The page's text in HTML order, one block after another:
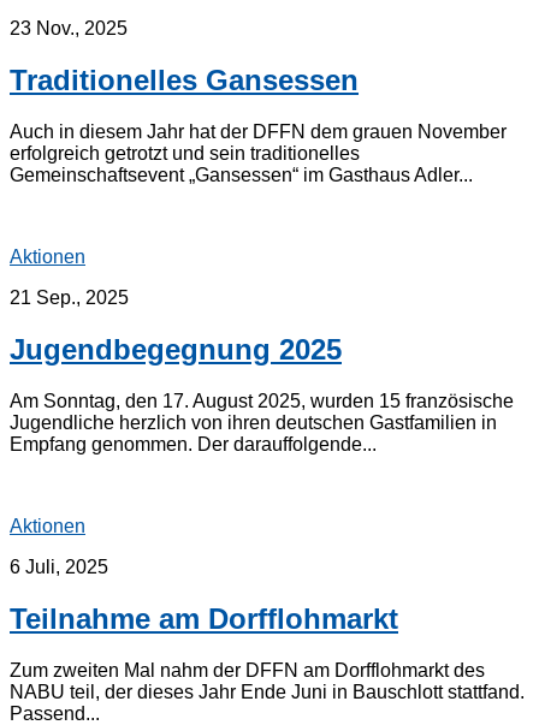
23 Nov., 2025
Traditionelles Gansessen
Auch in diesem Jahr hat der DFFN dem grauen November
erfolgreich getrotzt und sein traditionelles
Gemeinschaftsevent „Gansessen“ im Gasthaus Adler...
Aktionen
21 Sep., 2025
Jugendbegegnung 2025
Am Sonntag, den 17. August 2025, wurden 15 französische
Jugendliche herzlich von ihren deutschen Gastfamilien in
Empfang genommen. Der darauffolgende...
Aktionen
6 Juli, 2025
Teilnahme am Dorfflohmarkt
Zum zweiten Mal nahm der DFFN am Dorfflohmarkt des
NABU teil, der dieses Jahr Ende Juni in Bauschlott stattfand.
Passend...